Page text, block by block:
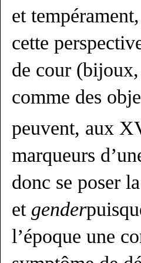
et
cette
de cour (bijoux,
comme des
peuvent, aux
marqueurs
donc se poser
et gender
l’époque une